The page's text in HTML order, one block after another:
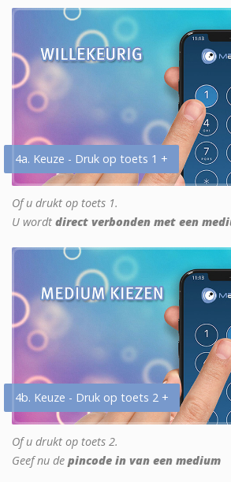
4a. Keuze - Druk op toets 1 +
Of u drukt op toets 1.
U wordt direct verbonden met een
4b. Keuze - Druk op toets 2 +
Of u drukt op toets 2.
Geef nu de pincode in van een medium